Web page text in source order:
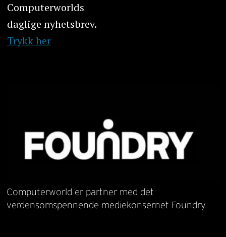
Computerworlds
daglige nyhetsbrev.
Trykk her
Computerworld er partner med det
verdensomspennende mediekonsernet Foundry.